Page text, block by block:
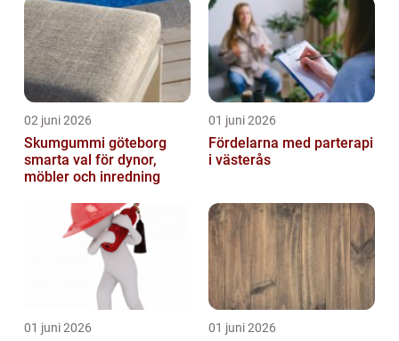
02 juni 2026
Skumgummi göteborg
smarta val för dynor,
möbler och inredning
01 juni 2026
Fördelarna med parterapi
i västerås
01 juni 2026 01 juni 2026